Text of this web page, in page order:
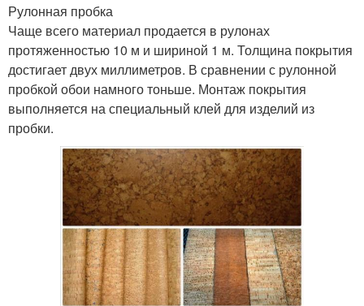
Рулонная пробка
Чаще всего материал продается в рулонах
протяженностью 10 м и шириной 1 м. Толщина покрытия
достигает двух миллиметров. В сравнении с рулонной
пробкой обои намного тоньше. Монтаж покрытия
выполняется на специальный клей для изделий из
пробки.